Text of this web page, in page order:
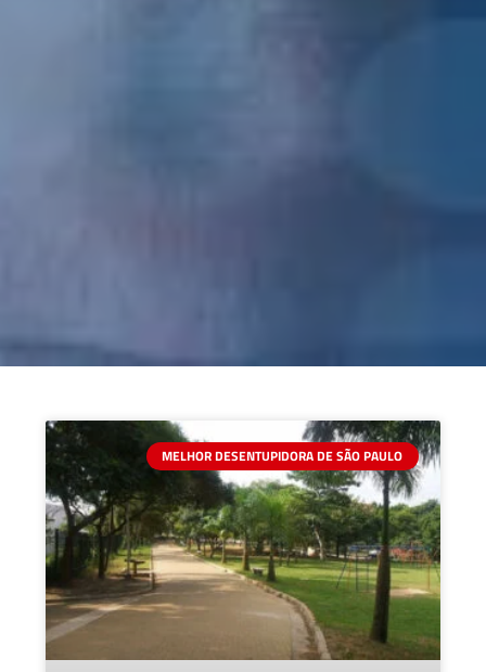
MELHOR DESENTUPIDORA DE SÃO PAULO